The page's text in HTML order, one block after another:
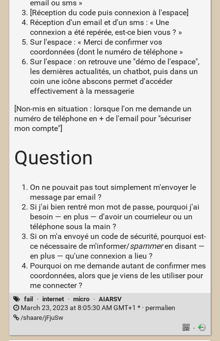
email ou sms »
[Réception du code puis connexion à l'espace]
Réception d'un email et d'un sms : « Une
connexion a été repérée, est-ce bien vous ? »
Sur l'espace : « Merci de confirmer vos
coordonnées (dont le numéro de téléphone »
Sur l'espace : on retrouve une "démo de l'espace",
les dernières actualités, un chatbot, puis dans un
coin une icône abscons permet d'accéder
effectivement à la messagerie
[Non-mis en situation : lorsque l'on me demande un
numéro de téléphone en + de l'email pour "sécuriser
mon compte"]
Question
On ne pouvait pas tout simplement m'envoyer le
message par email ?
Si j'ai bien rentré mon mot de passe, pourquoi j'ai
besoin — en plus — d'avoir un courrieleur ou un
téléphone sous la main ?
Si on m'a envoyé un code de sécurité, pourquoi est-
ce nécessaire de m'informer/spammeren disant —
en plus — qu'une connexion a lieu ?
Pourquoi on me demande autant de confirmer mes
coordonnées, alors que je viens de les utiliser pour
me connecter ?
fail · internet · micro · AIARSV
March 23, 2023 at 8:05:30 AM GMT+1 * · permalien
/shaare/jFjuSw
·